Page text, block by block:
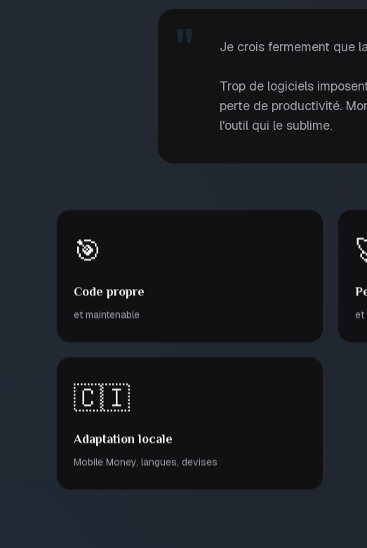
" Je crois fermement que
Trop de logiciels
perte de productivité.
l'outil qui le sublime.
🎯
Code propre
et maintenable et
🇨🇮
Adaptation locale
Mobile Money, langues, devises